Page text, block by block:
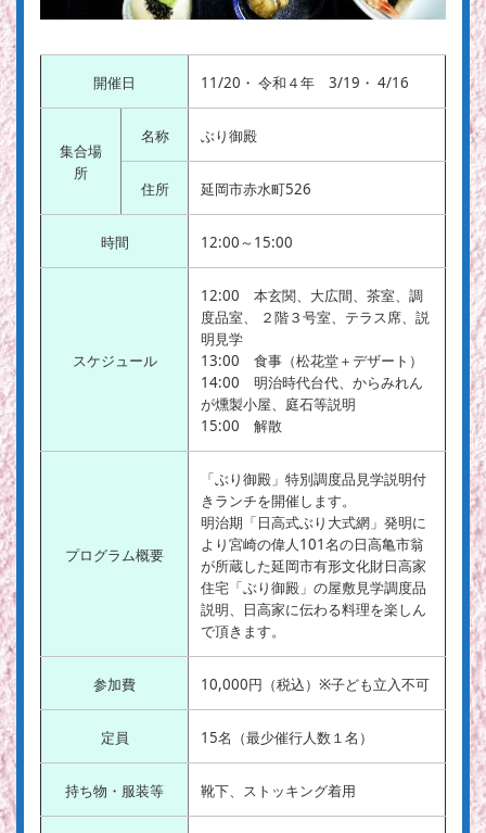
開催日 11/20・ 令和４年 3/19・ 4/16
集合場
所
名称 ぶり御殿
住所 延岡市赤水町526
時間 12:00～15:00
スケジュール
12:00 本玄関、大広間、茶室、調
度品室、 ２階３号室、テラス席、説
明見学
13:00 食事（松花堂＋デザート）
14:00 明治時代台代、からみれん
が燻製小屋、庭石等説明
15:00 解散
プログラム概要
「ぶり御殿」特別調度品見学説明付
きランチを開催します。
明治期「日高式ぶり大式網」発明に
より宮崎の偉人101名の日高亀市翁
が所蔵した延岡市有形文化財日高家
住宅「ぶり御殿」の屋敷見学調度品
説明、日高家に伝わる料理を楽しん
で頂きます。
参加費 10,000円（税込）※子ども立入不可
定員 15名（最少催行人数１名）
持ち物・服装等 靴下、ストッキング着用